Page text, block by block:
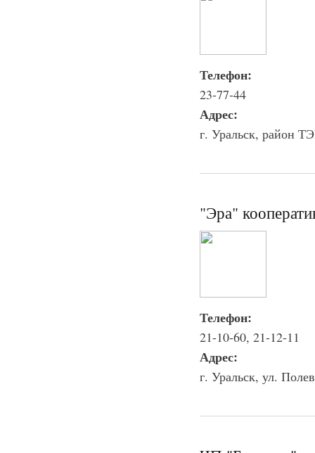
Телефон:
23-77-44
Адрес:
г. Уральск, район
"Эра"
Телефон:
21-10-60, 21-12-11
Адрес:
г. Уральск, ул.